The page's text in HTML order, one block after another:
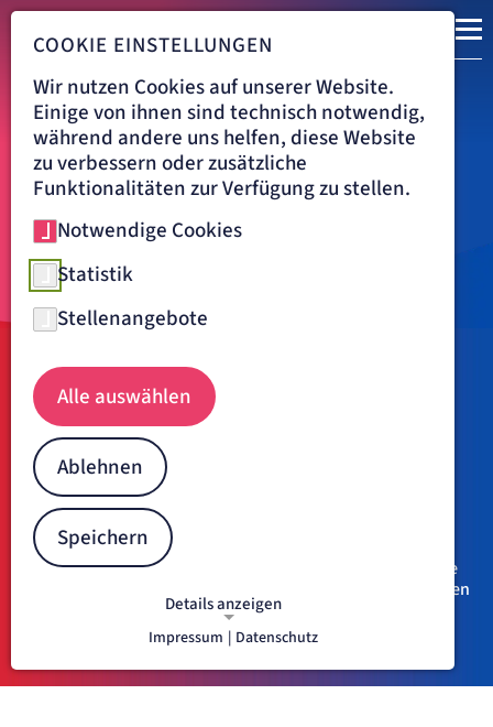
Navigationspfad
ARTEMED FACHKLINIK MÜNCHEN
Funktions- und Medizinisch-
Technischer-Dienst - Mit
Hightech und Hingabe
Der Funktions- und Medizinisch-Technische Dienst der
Artemed Fachklinik München verbindet fachliche Expertise
und interdisziplinäre Zusammenarbeit mit einem modernen
Arbeitsumfeld. Ziel ist eine sichere, effiziente und
patientenorientierte Versorgung auf höchstem Niveau.
COOKIE EINSTELLUNGEN
Wir nutzen Cookies auf unserer Website.
Einige von ihnen sind technisch notwendig,
während andere uns helfen, diese Website
zu verbessern oder zusätzliche
Funktionalitäten zur Verfügung zu stellen.
Notwendige Cookies
Statistik
Stellenangebote
Alle auswählen
Ablehnen
Speichern
Details anzeigen
NOTWENDIGE COOKIES
Notwendige Cookies ermöglichen
Impressum | Datenschutz